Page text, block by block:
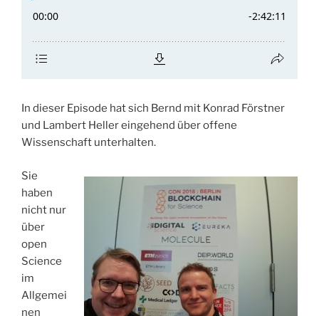
In dieser Episode hat sich Bernd mit Konrad Förstner
und Lambert Heller eingehend über offene
Wissenschaft unterhalten.
Sie
haben
nicht nur
über
open
Science
im
Allgemei
nen